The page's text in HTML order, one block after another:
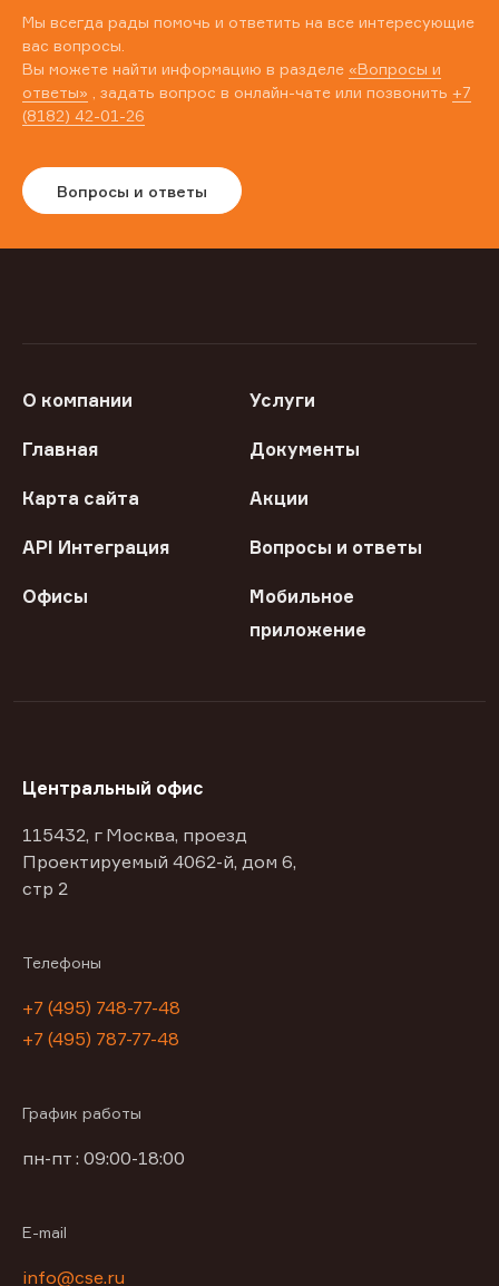
Мы всегда рады помочь и ответить на все интересующие
вас вопросы.
Вы можете найти информацию в разделе «Вопросы и
ответы» , задать вопрос в онлайн-чате или позвонить +7
(8182) 42-01-26
Вопросы и ответы
О компании Услуги
Главная Документы
Карта сайта Акции
API Интеграция Вопросы и ответы
Офисы
Мобильное
приложение
Центральный офис
115432, г Москва, проезд
Проектируемый 4062-й, дом 6,
стр 2
Телефоны
+7 (495) 748-77-48
+7 (495) 787-77-48
График работы
пн-пт : 09:00-18:00
E-mail
info@cse.ru